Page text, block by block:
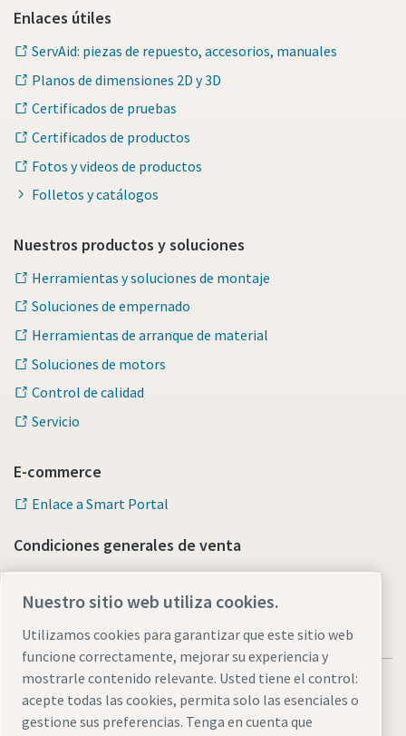
Enlaces útiles
ServAid: piezas de repuesto, accesorios, manuales
Planos de dimensiones 2D y 3D
Certificados de pruebas
Certificados de productos
Fotos y videos de productos
Folletos y catálogos
Nuestros productos y soluciones
Herramientas y soluciones de montaje
Soluciones de empernado
Herramientas de arranque de material
Soluciones de motors
Control de calidad
Servicio
E-commerce
Enlace a Smart Portal
Condiciones generales de venta
Nuestro sitio web utiliza cookies.
Utilizamos cookies para garantizar que este sitio web
funcione correctamente, mejorar su experiencia y
mostrarle contenido relevante. Usted tiene el control:
acepte todas las cookies, permita solo las esenciales o
gestione sus preferencias. Tenga en cuenta que